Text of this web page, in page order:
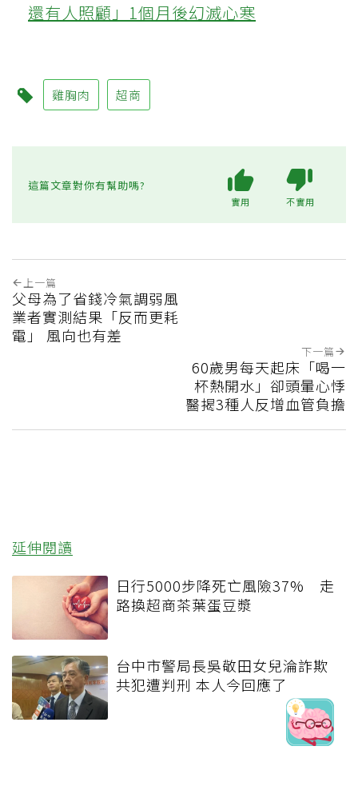
還有人照顧」1個月後幻滅心寒
雞胸肉 超商
這篇文章對你有幫助嗎?
實用 不實用
上一篇
父母為了省錢冷氣調弱風
業者實測結果「反而更耗
電」 風向也有差
下一篇
60歲男每天起床「喝一
杯熱開水」卻頭暈心悸
醫揭3種人反增血管負擔
延伸閱讀
日行5000步降死亡風險37% 走
路換超商茶葉蛋豆漿
台中市警局長吳敬田女兒淪詐欺
共犯遭判刑 本人今回應了